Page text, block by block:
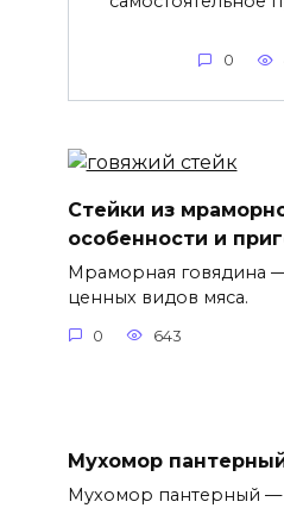
0
Стейки из
особенности и
Мраморная говядина
ценных видов мяса.
0 643
Мухомор
Мухомор пантерный —